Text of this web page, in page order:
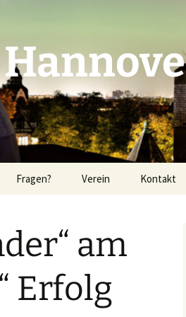
Fragen? Verein
Vereinsinformationen
Mitgliedschaft
Geschwister Herschel
Kontakt
am
Erfolg